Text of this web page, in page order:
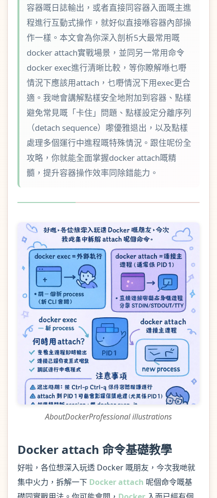
容器嘅日誌輸出，或者直接同容器入面嘅主進
程進行互動式操作，就好似直接喺容器內部操
作一樣。本文會為你深入剖析5大最常用嘅
docker attach實戰場景，並同另一常用命令
docker exec進行清晰比較，等你瞭解喺乜嘢
情況下應該用attach，乜嘢情況下用exec更合
適。我哋會講解點樣安全地附加到容器、點樣
避免常見嘅「卡住」問題、點樣設定分離序列
（detach sequence）嚟優雅退出，以及點樣
處理多個運行中進程嘅特殊情況。跟住呢份全
攻略，你就能全面掌握docker attach嘅精
髓，提升容器操作效率同除錯能力。
AboutDockerProfessional illustrations
Docker attach 命令基礎教學
好啦，各位想深入玩透 Docker 嘅朋友，今次我哋就
集中火力，拆解一下 Docker attach 呢個命令嘅基